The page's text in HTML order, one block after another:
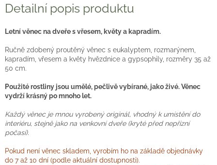
Detailní popis produktu
Letní věnec na dveře s vřesem, květy a kapradím.
Ručně zdobený proutěný věnec s eukalyptem, rozmarýnem,
kapradím, vřesem a květy hvězdnice a gypsophily, rozměry 35 až
50 cm.
Použité rostliny jsou umělé, pečlivě vybírané, jako živé. Věnec
vydrží krásný po mnoho let.
Každý věnec je mnou vyrobený originál, vhodný k umístění do
interiéru, stejně jako na venkovní dveře (kryté před nepřízní
počasí).
Pokud není věnec skladem, vyrobím ho na základě objednávky
do 7 až 10 dní (podle aktuální dostupnosti).